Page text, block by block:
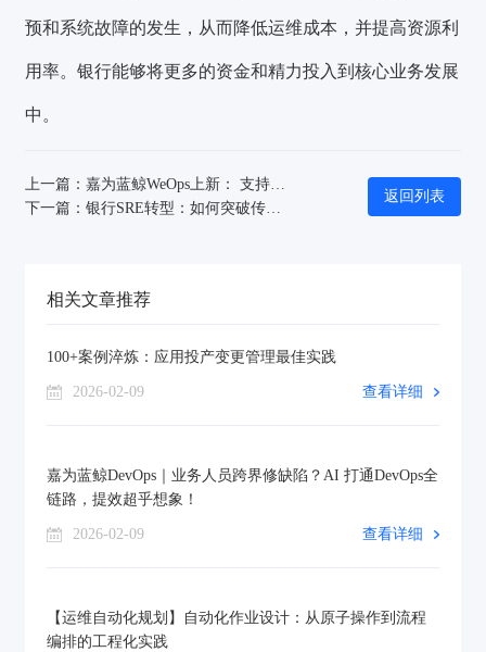
预和系统故障的发生，从而降低运维成本，并提高资源利
用率。银行能够将更多的资金和精力投入到核心业务发展
中。
返回列表
相关文章推荐
100+案例淬炼：应用投产变更管理最佳实践
2026-02-09 查看详细
嘉为蓝鲸DevOps｜业务人员跨界修缺陷？AI 打通DevOps全
链路，提效超乎想象！
2026-02-09 查看详细
【运维自动化规划】自动化作业设计：从原子操作到流程
编排的工程化实践